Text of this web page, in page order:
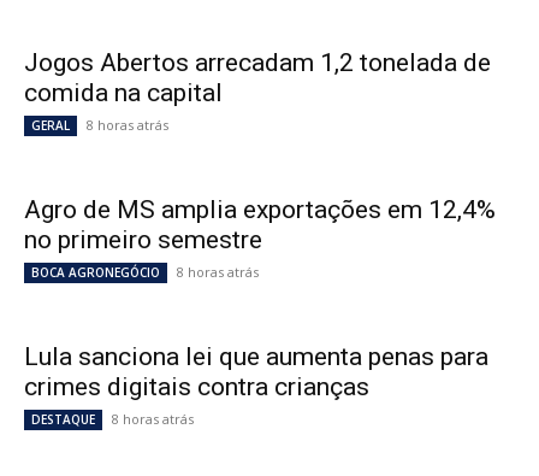
Jogos Abertos arrecadam 1,2 tonelada de
comida na capital
GERAL 8 horas atrás
Agro de MS amplia exportações em 12,4%
no primeiro semestre
BOCA AGRONEGÓCIO 8 horas atrás
Lula sanciona lei que aumenta penas para
crimes digitais contra crianças
DESTAQUE 8 horas atrás